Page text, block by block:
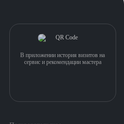
В приложении история визитов на
сервис и рекомендации мастера